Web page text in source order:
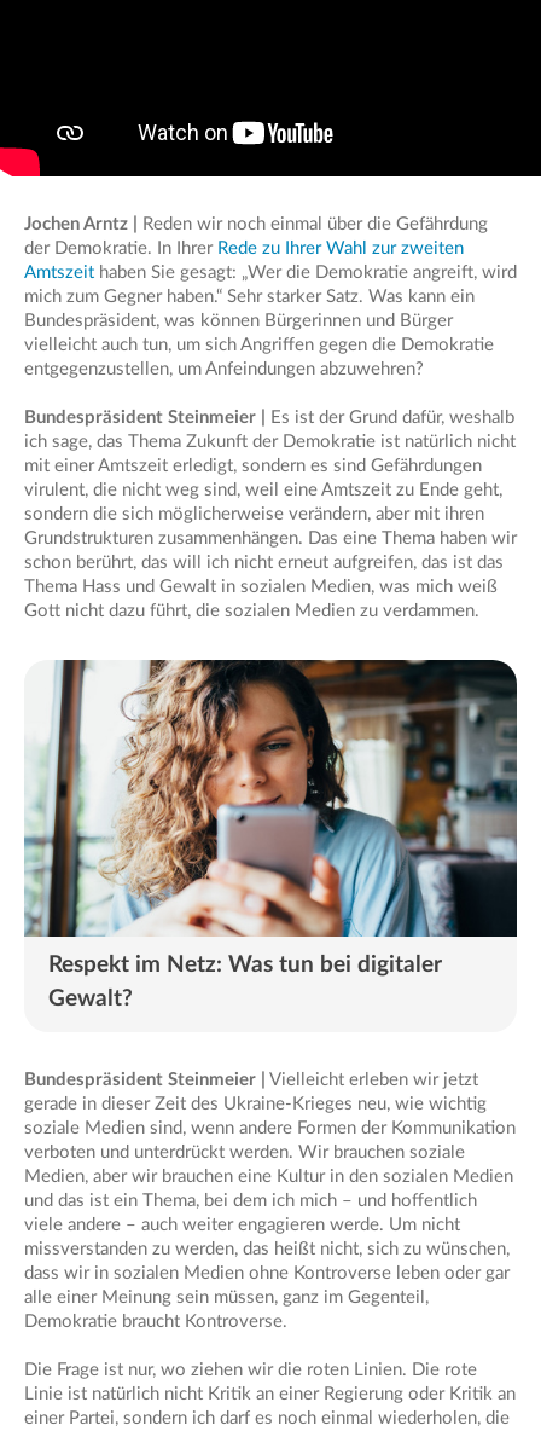
Jochen Arntz |
Reden wir noch einmal über die Gefährdung
der Demokratie. In Ihrer Rede zu Ihrer Wahl zur zweiten
Amtszeit haben Sie gesagt: „Wer die Demokratie angreift, wird
mich zum Gegner haben.“ Sehr starker Satz. Was kann ein
Bundespräsident, was können Bürgerinnen und Bürger
vielleicht auch tun, um sich Angriffen gegen die Demokratie
entgegenzustellen, um Anfeindungen abzuwehren?
Bundespräsident Steinmeier |
Es ist der Grund dafür, weshalb
ich sage, das Thema Zukunft der Demokratie ist natürlich nicht
mit einer Amtszeit erledigt, sondern es sind Gefährdungen
virulent, die nicht weg sind, weil eine Amtszeit zu Ende geht,
sondern die sich möglicherweise verändern, aber mit ihren
Grundstrukturen zusammenhängen. Das eine Thema haben wir
schon berührt, das will ich nicht erneut aufgreifen, das ist das
Thema Hass und Gewalt in sozialen Medien, was mich weiß
Gott nicht dazu führt, die sozialen Medien zu verdammen.
Respekt im Netz: Was tun bei digitaler
Gewalt?
Bundespräsident Steinmeier |
Vielleicht erleben wir jetzt
gerade in dieser Zeit des Ukraine-Krieges neu, wie wichtig
soziale Medien sind, wenn andere Formen der Kommunikation
verboten und unterdrückt werden. Wir brauchen soziale
Medien, aber wir brauchen eine Kultur in den sozialen Medien
und das ist ein Thema, bei dem ich mich – und hoffentlich
viele andere – auch weiter engagieren werde. Um nicht
missverstanden zu werden, das heißt nicht, sich zu wünschen,
dass wir in sozialen Medien ohne Kontroverse leben oder gar
alle einer Meinung sein müssen, ganz im Gegenteil,
Demokratie braucht Kontroverse.
Die Frage ist nur, wo ziehen wir die roten Linien. Die rote
Linie ist natürlich nicht Kritik an einer Regierung oder Kritik an
einer Partei, sondern ich darf es noch einmal wiederholen, die